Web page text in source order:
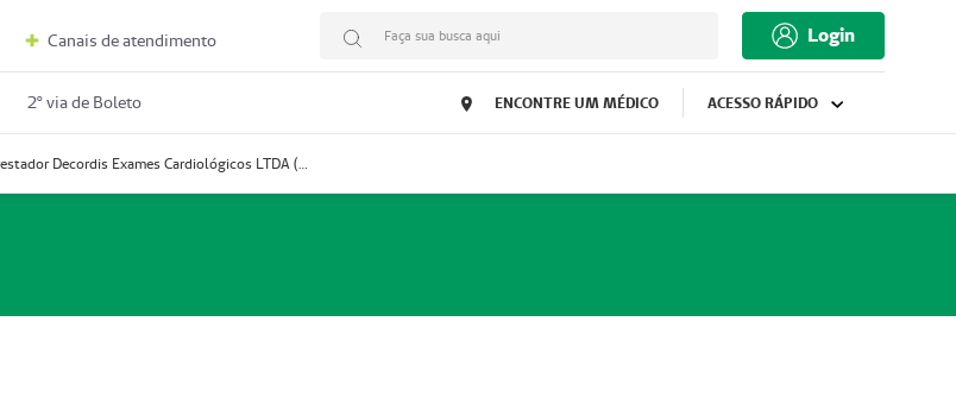
Canais de atendimento Faça sua busca aqui Login
2º via de Boleto ENCONTRE UM MÉDICO ACESSO RÁPIDO
Prestador Decordis Exames Cardiológicos LTDA (51004347-4)